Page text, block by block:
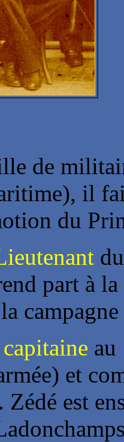
de
il
du
part à
capitaine au
et
Zédé est